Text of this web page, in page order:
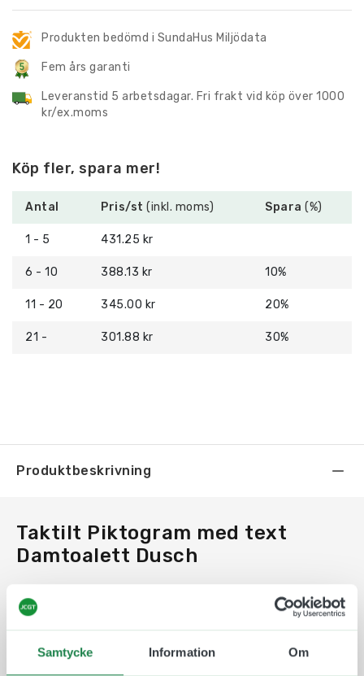
Samtycke Information Om
Damtoalett
Dusch
Produkten bedömd i SundaHus Miljödata
Fem års garanti
Leveranstid 5 arbetsdagar. Fri frakt vid köp över 1000
kr/ex.moms
Köp fler, spara mer!
Antal Pris/st (inkl. moms) Spara (%)
1 - 5 431.25 kr
6 - 10 388.13 kr 10%
11 - 20 345.00 kr 20%
21 - 301.88 kr 30%
Produktbeskrivning
Taktilt Piktogram med text
Damtoalett Dusch
En taktil skylt som med text och symbol i relief
och med punktskrift underlättar för alla
människor att ta del av informationen. Taktila
piktogram är ett bra och beprövat hjälpmedel som